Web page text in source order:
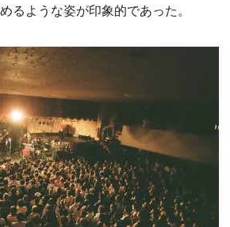
るような姿が印象的であった。